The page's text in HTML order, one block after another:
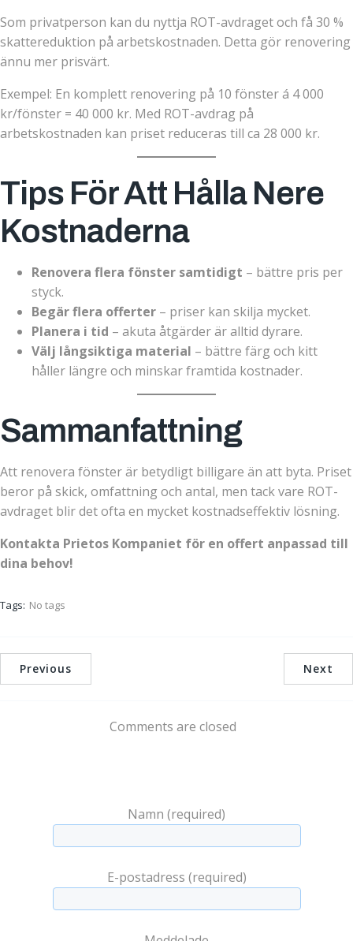
Som privatperson kan du nyttja ROT-avdraget och få 30 %
skattereduktion på arbetskostnaden. Detta gör renovering
ännu mer prisvärt.
Exempel: En komplett renovering på 10 fönster á 4 000
kr/fönster = 40 000 kr. Med ROT-avdrag på
arbetskostnaden kan priset reduceras till ca 28 000 kr.
Tips För Att Hålla Nere
Kostnaderna
Renovera flera fönster samtidigt – bättre pris per
styck.
Begär flera offerter – priser kan skilja mycket.
Planera i tid – akuta åtgärder är alltid dyrare.
Välj långsiktiga material – bättre färg och kitt
håller längre och minskar framtida kostnader.
Sammanfattning
Att renovera fönster är betydligt billigare än att byta. Priset
beror på skick, omfattning och antal, men tack vare ROT-
avdraget blir det ofta en mycket kostnadseffektiv lösning.
Kontakta Prietos Kompaniet för en offert anpassad till
dina behov!
Tags: No tags
Previous Next
Comments are closed
Namn (required)
E-postadress (required)